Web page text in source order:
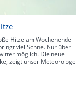
Hitze am Wochenende
viel Sonne. Nur über
möglich. Die neue
zeigt unser Meteorologe